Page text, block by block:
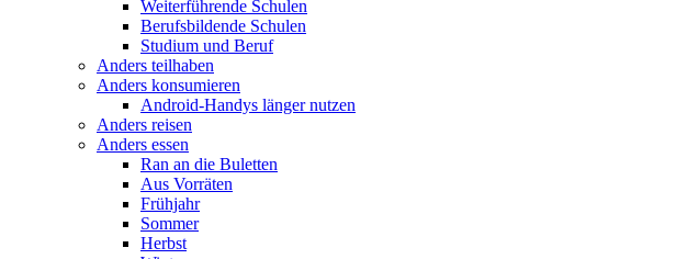
Weiterführende Schulen
Berufsbildende Schulen
Studium und Beruf
Anders teilhaben
Anders konsumieren
Android-Handys länger nutzen
Anders reisen
Anders essen
Ran an die Buletten
Aus Vorräten
Frühjahr
Sommer
Herbst